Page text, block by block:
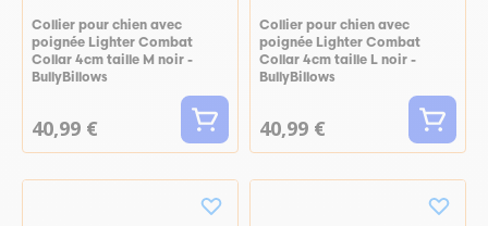
Collier pour chien avec
poignée Lighter Combat
Collar 4cm taille M noir -
BullyBillows
40,99 €
Collier pour chien avec
poignée Lighter Combat
Collar 4cm taille L noir -
BullyBillows
40,99 €